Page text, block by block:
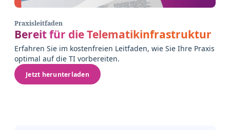
Praxisleitfaden
Bereit für die Telematikinfrastruktur
Erfahren Sie im kostenfreien Leitfaden, wie Sie Ihre Praxis
optimal auf die TI vorbereiten.
Jetzt herunterladen